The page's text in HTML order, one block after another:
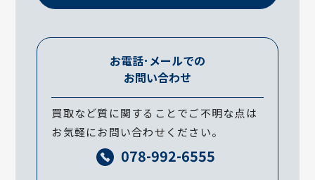
お電話･メールでの
お問い合わせ
買取など質に関することでご不明な点は
お気軽にお問い合わせください。
078-992-6555